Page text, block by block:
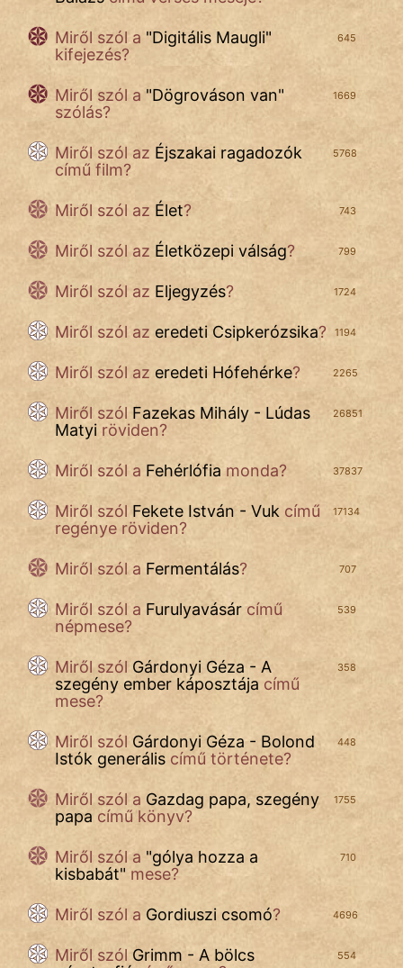
645
Miről szól a "Digitális Maugli"
kifejezés?
1669
Miről szól a "Dögrováson van"
szólás?
5768
Miről szól az Éjszakai ragadozók
című film?
743
Miről szól az Élet?
799
Miről szól az Életközepi válság?
1724
Miről szól az Eljegyzés?
1194
Miről szól az eredeti Csipkerózsika?
2265
Miről szól az eredeti Hófehérke?
26851
Miről szól Fazekas Mihály - Lúdas
Matyi röviden?
37837
Miről szól a Fehérlófia monda?
17134
Miről szól Fekete István - Vuk című
regénye röviden?
707
Miről szól a Fermentálás?
539
Miről szól a Furulyavásárcímű
népmese?
358
Miről szól Gárdonyi Géza - A
szegény ember káposztája című
mese?
448
Miről szól Gárdonyi Géza - Bolond
Istók generális című története?
1755
Miről szól a Gazdag papa, szegény
papa című könyv?
710
Miről szól a "gólya hozza a
kisbabát" mese?
4696
Miről szól a Gordiuszi csomó?
554
Miről szól Grimm - A bölcs